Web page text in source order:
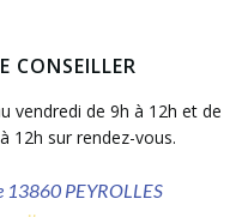
CONSEILLER
vendredi de 9h à 12h et de
12h sur rendez-vous.
13860 PEYROLLES